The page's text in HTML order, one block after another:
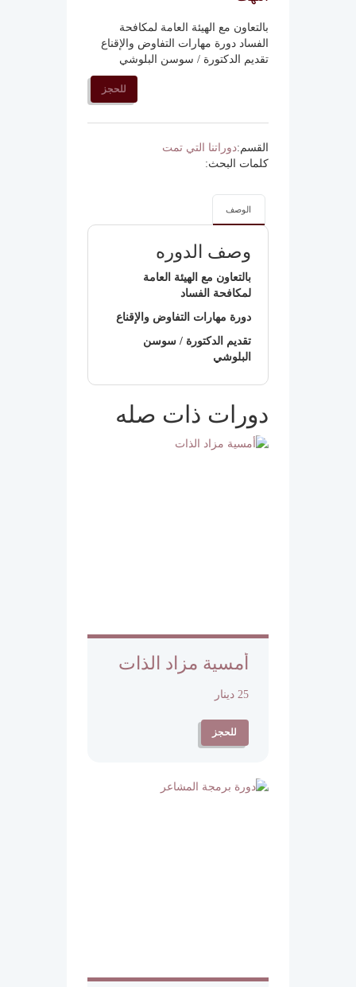
بالتعاون مع الهيئة العامة لمكافحة
الفساد دورة مهارات التفاوض والإقناع
تقديم الدكتورة / سوسن البلوشي
للحجز
القسم:دوراتنا التي تمت
كلمات البحث:
الوصف
وصف الدوره
بالتعاون مع الهيئة العامة
لمكافحة الفساد
دورة مهارات التفاوض والإقناع
تقديم الدكتورة / سوسن
البلوشي
دورات ذات صله
أمسية مزاد الذات
25 دينار
للحجز